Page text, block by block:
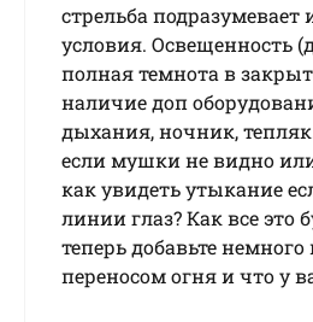
стрельба
условия. Освещенность
полная темнота в
наличие доп
дыхания, ночник,
если мушки не видно
как увидеть утыкание
линии глаз? Как все это
теперь добавьте
переносом огня и что у